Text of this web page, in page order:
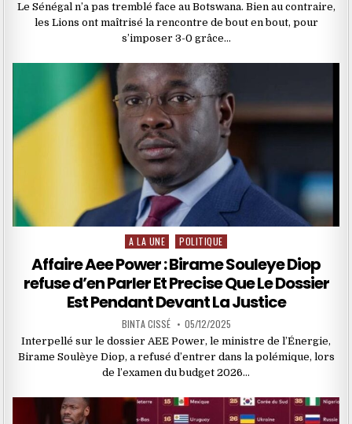
Le Sénégal n’a pas tremblé face au Botswana. Bien au contraire,
les Lions ont maîtrisé la rencontre de bout en bout, pour
s’imposer 3-0 grâce…
Posted
A LA UNE POLITIQUE
Affaire Aee Power : Birame Souleye Diop
refuse d’en Parler Et Precise Que Le Dossier
Est Pendant Devant La Justice
BINTA CISSÉ 05/12/2025
Interpellé sur le dossier AEE Power, le ministre de l’Énergie,
Birame Soulèye Diop, a refusé d’entrer dans la polémique, lors
de l’examen du budget 2026…